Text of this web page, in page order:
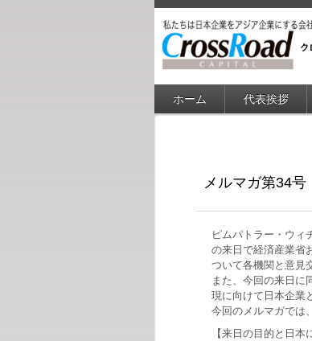
ホーム 代表挨拶
メルマガ第34
ピムパトラー・ウィ
の来日で経済産業省
ついて各機関と意見
また、今回の来日に
現に向けて日本企業
今回のメルマガでは
【来日の目的と日本